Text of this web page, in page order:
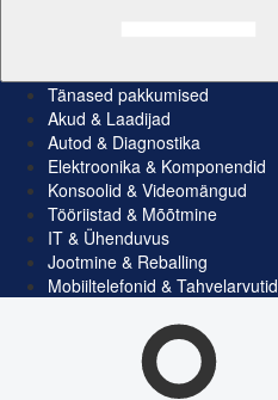
Tänased pakkumised
Akud & Laadijad
Autod & Diagnostika
Elektroonika & Komponendid
Konsoolid & Videomängud
Tööriistad & Mõõtmine
IT & Ühenduvus
Jootmine & Reballing
Mobiiltelefonid & Tahvelarvutid